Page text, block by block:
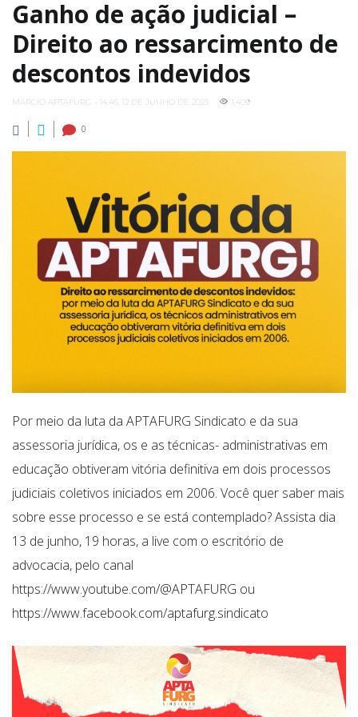
Ganho de ação judicial –
Direito ao ressarcimento de
descontos indevidos
MARCIO APTAFURG - 14:46, 12 DE JUNHO DE 2023 1,409
0
Por meio da luta da APTAFURG Sindicato e da sua
assessoria jurídica, os e as técnicas- administrativas em
educação obtiveram vitória definitiva em dois processos
judiciais coletivos iniciados em 2006. Você quer saber mais
sobre esse processo e se está contemplado? Assista dia
13 de junho, 19 horas, a live com o escritório de
advocacia, pelo canal
https://www.youtube.com/@APTAFURG ou
https://www.facebook.com/aptafurg.sindicato